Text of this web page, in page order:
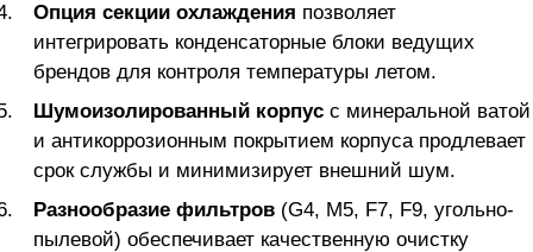
Опция секции охлаждения позволяет
интегрировать конденсаторные блоки ведущих
брендов для контроля температуры летом.
Шумоизолированный корпус с минеральной ватой
и антикоррозионным покрытием корпуса продлевает
срок службы и минимизирует внешний шум.
Разнообразие фильтров (G4, M5, F7, F9, угольно-
пылевой) обеспечивает качественную очистку